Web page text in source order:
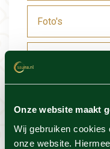
Onze website maakt
Wij gebruiken cookies
onze website.
Foto's